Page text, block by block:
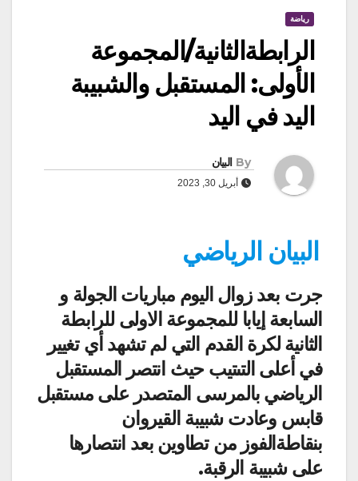
رياضة
الرابطةالثانية/المجموعة
الأولى: المستقبل والشبيبة
اليد في اليد
By البيان
أبريل 30, 2023
البيان الرياضي
جرت بعد زوال اليوم مباريات الجولة و
السابعة إيابا للمجموعة الاولى للرابطة
الثانية لكرة القدم التي لم تشهد أي تغيير
في أعلى التىتيب حيث انتصر المستقبل
الرياضي بالمرسى المتصدر على مستقبل
قابس وعادت شبيبة القيروان
بنقاطةالفوز من تطاوين بعد انتصارها
على شبيبة الرقبة.